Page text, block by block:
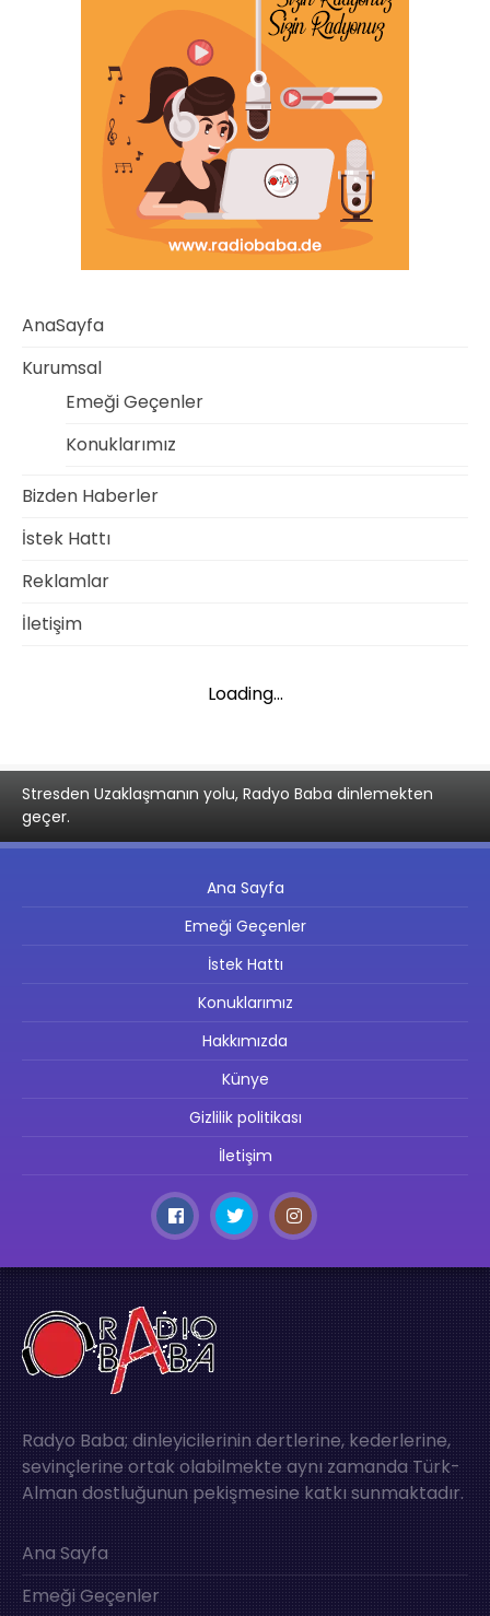
AnaSayfa
Kurumsal
Emeği Geçenler
Konuklarımız
Bizden Haberler
İstek Hattı
Reklamlar
İletişim
Loading...
Stresden Uzaklaşmanın yolu, Radyo Baba dinlemekten
geçer.
Ana Sayfa
Emeği Geçenler
İstek Hattı
Konuklarımız
Hakkımızda
Künye
Gizlilik politikası
İletişim
Radyo Baba; dinleyicilerinin dertlerine, kederlerine,
sevinçlerine ortak olabilmekte aynı zamanda Türk-
Alman dostluğunun pekişmesine katkı sunmaktadır.
Ana Sayfa
Emeği Geçenler